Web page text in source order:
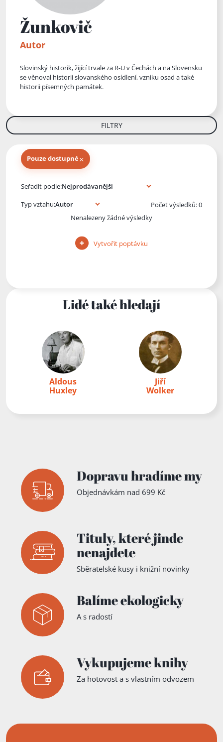
Žunkovič
Autor
Slovinský historik, žijící trvale za R-U v Čechách a na Slovensku
se věnoval historii slovanského osídlení, vzniku osad a také
historii písemných památek.
FILTRY
Pouze dostupné×
Seřadit podle:
Typ vztahu:
Počet výsledků: 0
Nenalezeny žádné výsledky
Vytvořit poptávku
Lidé také hledají
Aldous
Huxley
Jiří
Wolker
Dopravu hradíme my
Objednávkám nad 699 Kč
Tituly,které jinde
nenajdete
Sběratelské kusy i knižní novinky
Balíme ekologicky
A s radostí
Vykupujeme knihy
Za hotovost a s vlastním odvozem